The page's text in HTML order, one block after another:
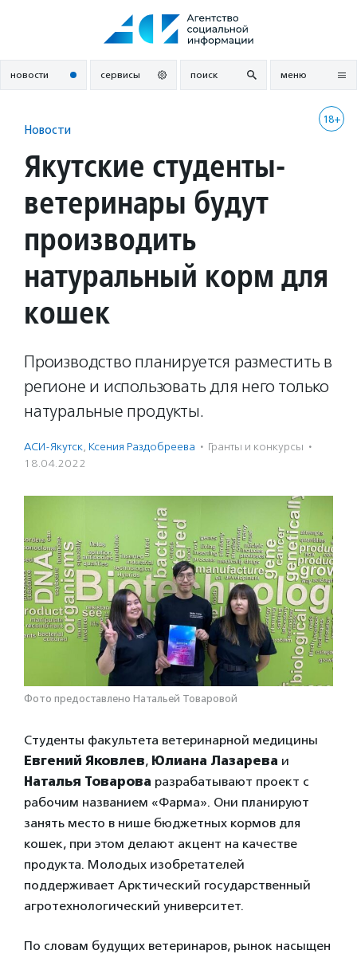
новости сервисы поиск меню
18+
Новости
Якутские студенты-
ветеринары будут
производить
натуральный корм для
кошек
Производство планируется разместить в
регионе и использовать для него только
натуральные продукты.
АСИ-Якутск, Ксения Раздобреева · Гранты и конкурсы ·
18.04.2022
Фото предоставлено Натальей Товаровой
Студенты факультета ветеринарной медицины
Евгений Яковлев, Юлиана Лазарева и
Наталья Товарова разрабатывают проект с
рабочим названием «Фарма». Они планируют
занять место в нише бюджетных кормов для
кошек, при этом делают акцент на качестве
продукта. Молодых изобретателей
поддерживает Арктический государственный
агротехнологический университет.
По словам будущих ветеринаров, рынок насыщен